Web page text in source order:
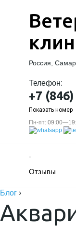
Россия,
Телефон:
+7
Показать номер
Пн-пт:
Отзывы
Блог ›